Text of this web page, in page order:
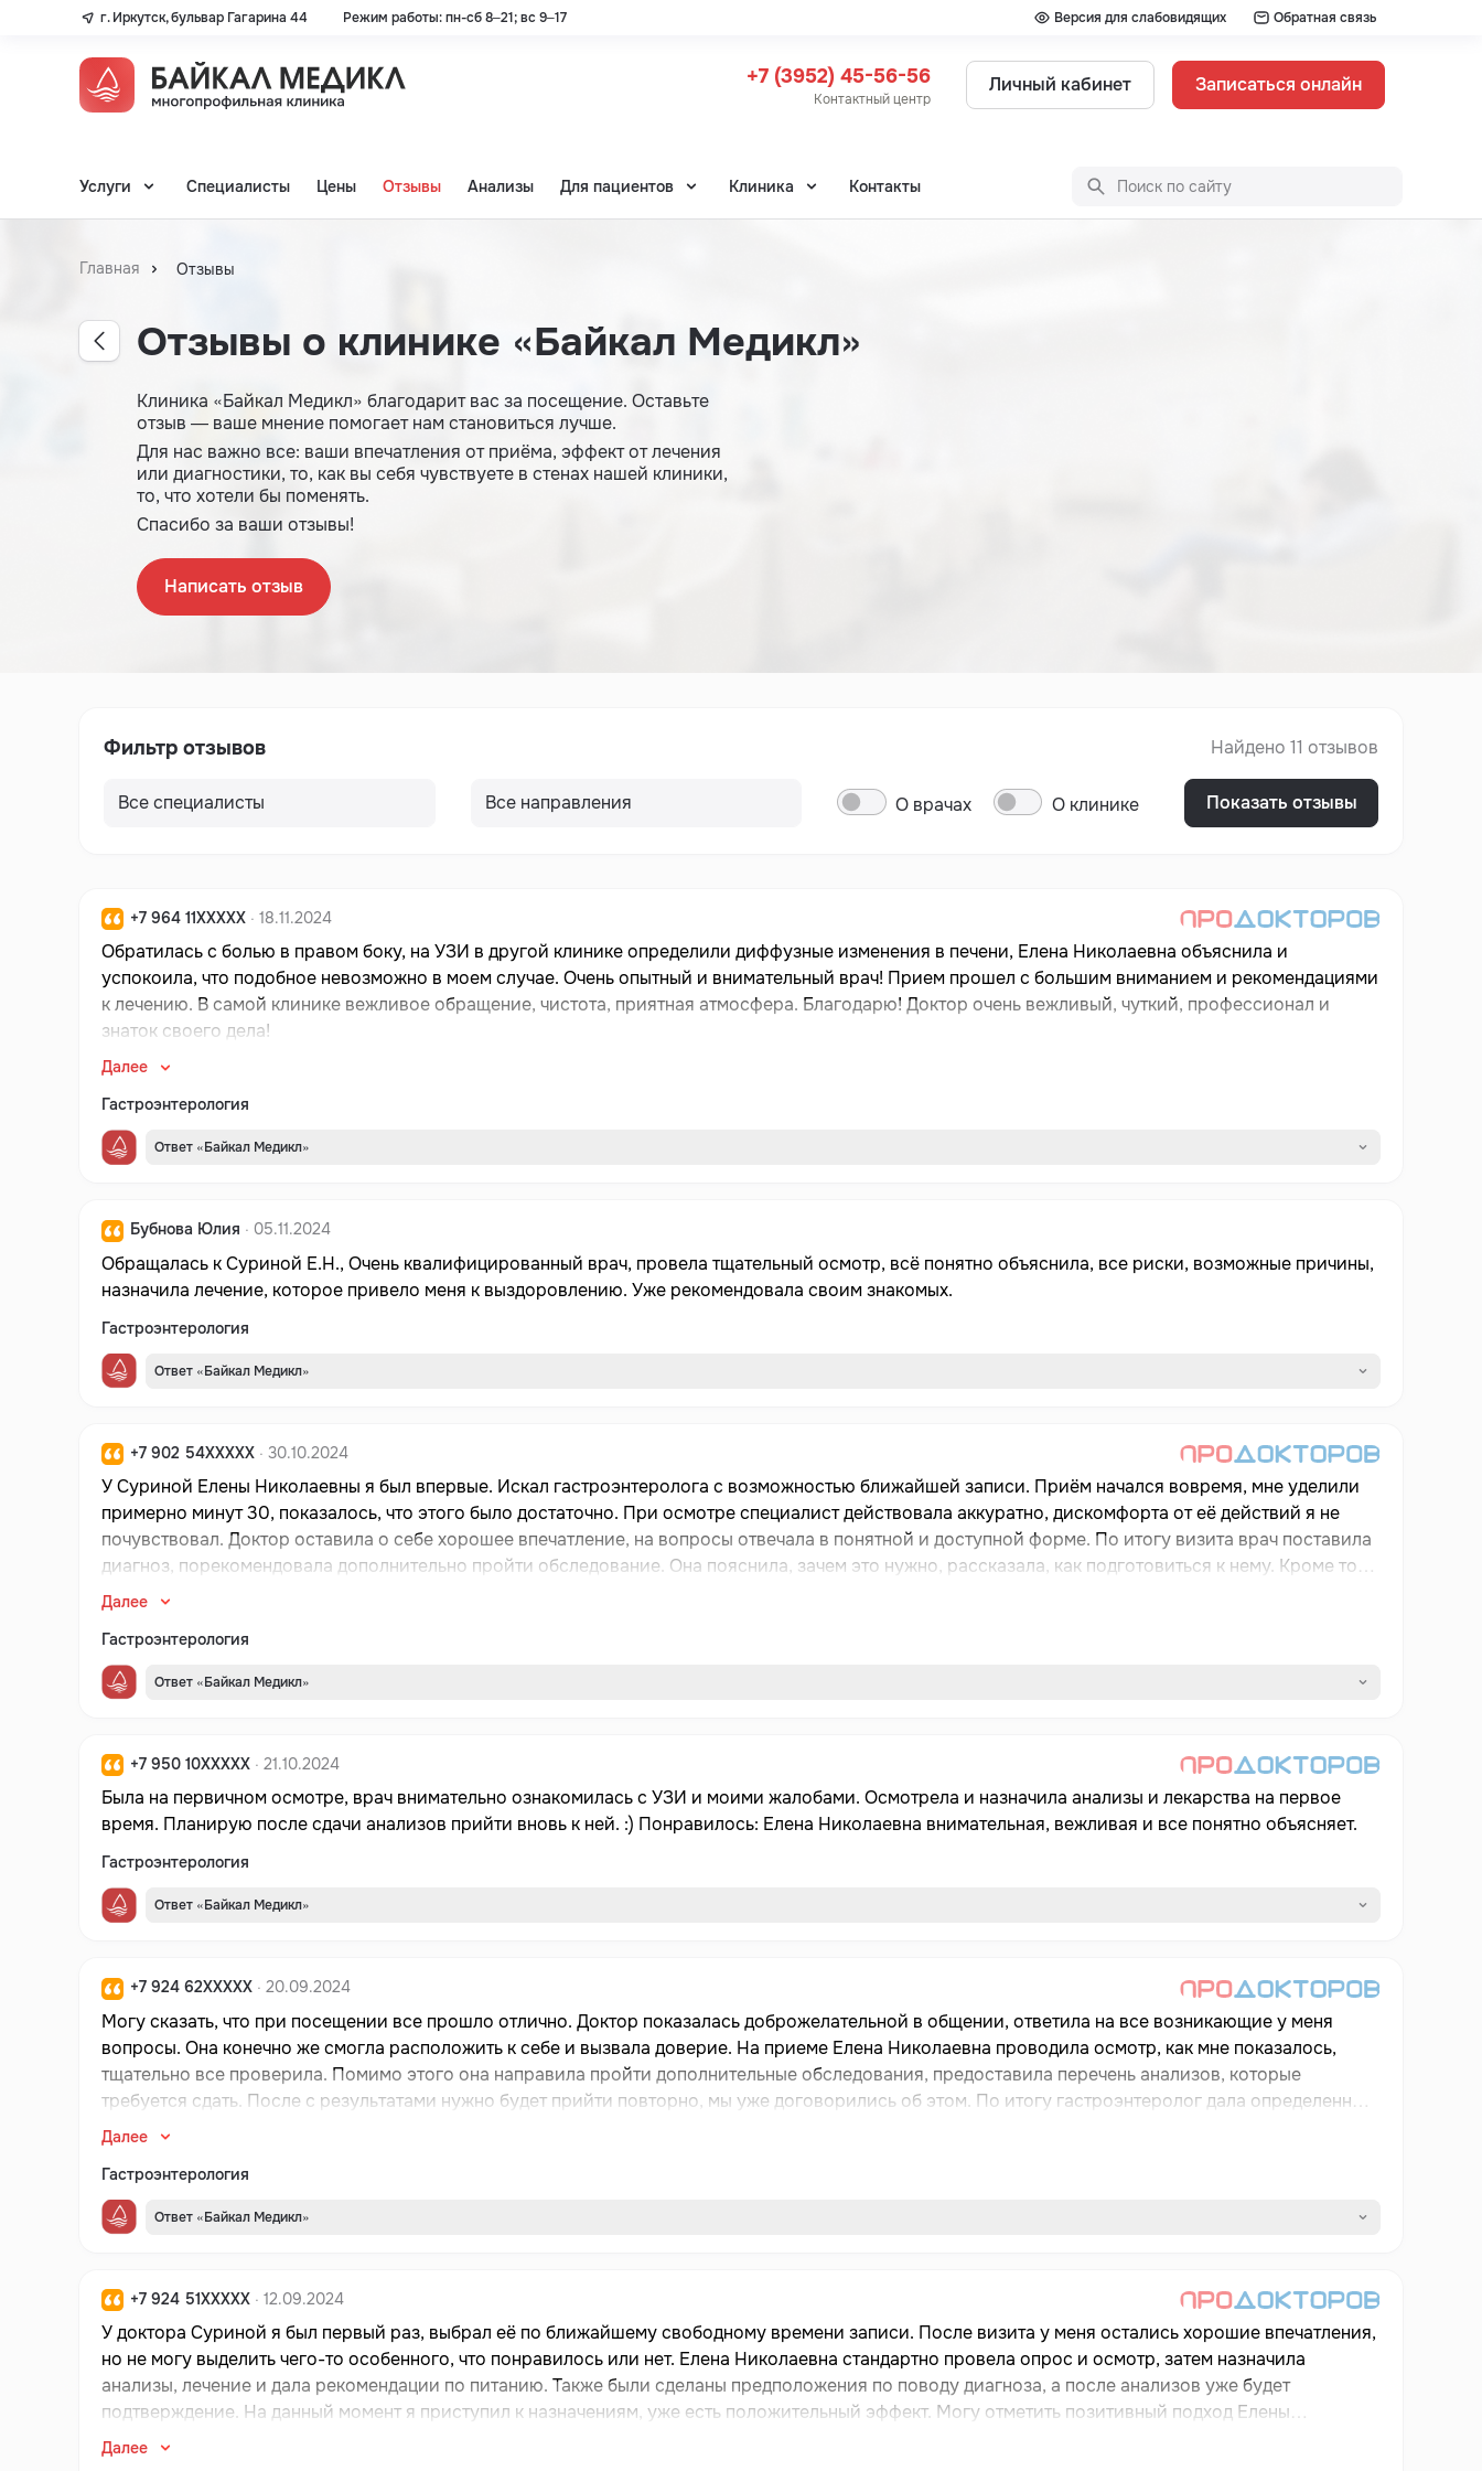
г. Иркутск, бульвар Гагарина 44 Режим работы: пн-сб 8–21; вс 9–17 Версия для слабовидящих Обратная связь
+7 (3952) 45-56-56
Контактный центр
Личный кабинет Записаться онлайн
Услуги Специалисты Цены Отзывы Анализы Для пациентов Клиника Контакты
Главная Отзывы
Отзывы о клинике «Байкал Медикл»
Клиника «Байкал Медикл» благодарит вас за посещение. Оставьте
отзыв — ваше мнение помогает нам становиться лучше.
Для нас важно все: ваши впечатления от приёма, эффект от лечения
или диагностики, то, как вы себя чувствуете в стенах нашей клиники,
то, что хотели бы поменять.
Спасибо за ваши отзывы!
Написать отзыв
Фильтр отзывов Найдено 11 отзывов
О врачах О клинике Показать отзывы
+7 964 11XXXXX · 18.11.2024
Обратилась с болью в правом боку, на УЗИ в другой клинике определили диффузные изменения в печени, Елена Николаевна объяснила и
успокоила, что подобное невозможно в моем случае. Очень опытный и внимательный врач! Прием прошел с большим вниманием и рекомендациями
к лечению. В самой клинике вежливое обращение, чистота, приятная атмосфера. Благодарю! Доктор очень вежливый, чуткий, профессионал и
знаток своего дела!
Далее
Гастроэнтерология
Ответ «Байкал Медикл»
Бубнова Юлия · 05.11.2024
Обращалась к Суриной Е.Н., Очень квалифицированный врач, провела тщательный осмотр, всё понятно объяснила, все риски, возможные причины,
назначила лечение, которое привело меня к выздоровлению. Уже рекомендовала своим знакомых.
Гастроэнтерология
Ответ «Байкал Медикл»
+7 902 54XXXXX · 30.10.2024
У Суриной Елены Николаевны я был впервые. Искал гастроэнтеролога с возможностью ближайшей записи. Приём начался вовремя, мне уделили
примерно минут 30, показалось, что этого было достаточно. При осмотре специалист действовала аккуратно, дискомфорта от её действий я не
почувствовал. Доктор оставила о себе хорошее впечатление, на вопросы отвечала в понятной и доступной форме. По итогу визита врач поставила
диагноз, порекомендовала дополнительно пройти обследование. Она пояснила, зачем это нужно, рассказала, как подготовиться к нему. Кроме того,
Елена Николаевна назначила препараты, схему их приёма подробно расписала, но они пока не подействовали. К этому гастроэнтерологу я вернусь
Далее
Гастроэнтерология
Ответ «Байкал Медикл»
+7 950 10XXXXX · 21.10.2024
Была на первичном осмотре, врач внимательно ознакомилась с УЗИ и моими жалобами. Осмотрела и назначила анализы и лекарства на первое
время. Планирую после сдачи анализов прийти вновь к ней. :) Понравилось: Елена Николаевна внимательная, вежливая и все понятно объясняет.
Гастроэнтерология
Ответ «Байкал Медикл»
+7 924 62XXXXX · 20.09.2024
Могу сказать, что при посещении все прошло отлично. Доктор показалась доброжелательной в общении, ответила на все возникающие у меня
вопросы. Она конечно же смогла расположить к себе и вызвала доверие. На приеме Елена Николаевна проводила осмотр, как мне показалось,
тщательно все проверила. Помимо этого она направила пройти дополнительные обследования, предоставила перечень анализов, которые
требуется сдать. После с результатами нужно будет прийти повторно, мы уже договорились об этом. По итогу гастроэнтеролог дала определенные
рекомендации по питанию и назначила медикаментозное лечение. Она рассказала и написала, как принимать препараты, сколько по длительности и
в каких дозировках. Насколько помню, сам визит продлился примерно 30-40 минут, при этом врач никуда не торопилась и ни на что не отвлекалась
в процессе. В кабинет она пригласила даже раньше назначенного времени, без каких-либо задержек и очередей. В дальнейшем при необходимости
я вновь буду обращаться к Суриной Е.Н. Думаю, что могла бы посоветовать данного специалиста другим людям, если понадобится. Желаю ей
хороших пациентов!
Далее
Гастроэнтерология
Ответ «Байкал Медикл»
+7 924 51XXXXX · 12.09.2024
У доктора Суриной я был первый раз, выбрал её по ближайшему свободному времени записи. После визита у меня остались хорошие впечатления,
но не могу выделить чего-то особенного, что понравилось или нет. Елена Николаевна стандартно провела опрос и осмотр, затем назначила
анализы, лечение и дала рекомендации по питанию. Также были сделаны предположения по поводу диагноза, а после анализов уже будет
подтверждение. На данный момент я приступил к назначениям, уже есть положительный эффект. Могу отметить позитивный подход Елены
Николаевны, смогла расположить к себе, меня всё устроило. Она понятно объясняла и отвечала на мои вопросы. Приём начался вовремя и
Далее